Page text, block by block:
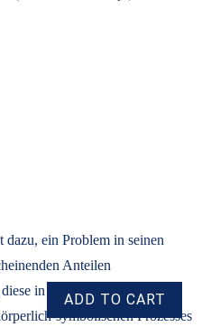
dazu, ein Problem in seinen
Anteilen
in Ressourcen zu
symbolischen Prozesses